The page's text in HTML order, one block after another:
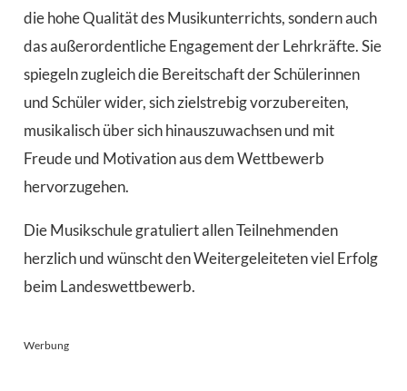
die hohe Qualität des Musikunterrichts, sondern auch
das außerordentliche Engagement der Lehrkräfte. Sie
spiegeln zugleich die Bereitschaft der Schülerinnen
und Schüler wider, sich zielstrebig vorzubereiten,
musikalisch über sich hinauszuwachsen und mit
Freude und Motivation aus dem Wettbewerb
hervorzugehen.
Die Musikschule gratuliert allen Teilnehmenden
herzlich und wünscht den Weitergeleiteten viel Erfolg
beim Landeswettbewerb.
Werbung